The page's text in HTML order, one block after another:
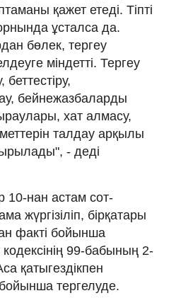
қажет етеді. Тіпті
ұсталса да.
бөлек, тергеу
міндетті. Тергеу
бейнежазбаларды
хат алмасу,
талдау арқылы
- деді
10-нан астам сот-
жүргізіліп, бірқатары
факті бойынша
99-бабының 2-
қатыгездікпен
бойынша тергелуде.